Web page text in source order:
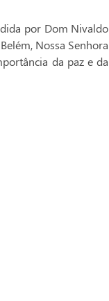
por Dom Nivaldo
Nossa Senhora
da paz e da